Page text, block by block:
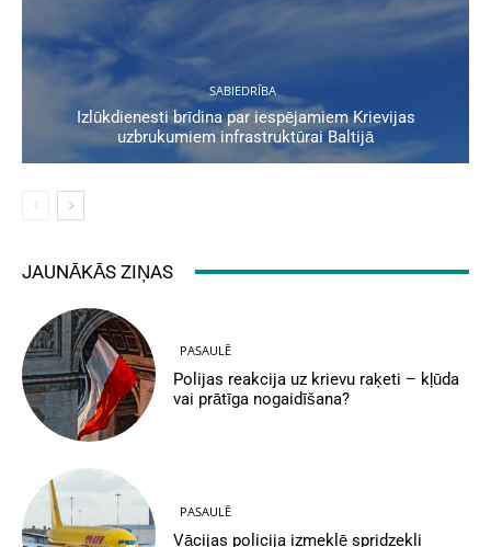
SABIEDRĪBA
Izlūkdienesti brīdina par iespējamiem Krievijas
uzbrukumiem infrastruktūrai Baltijā
JAUNĀKĀS ZIŅAS
PASAULĒ
Polijas reakcija uz krievu raķeti – kļūda
vai prātīga nogaidīšana?
PASAULĒ
Vācijas policija izmeklē spridzekli